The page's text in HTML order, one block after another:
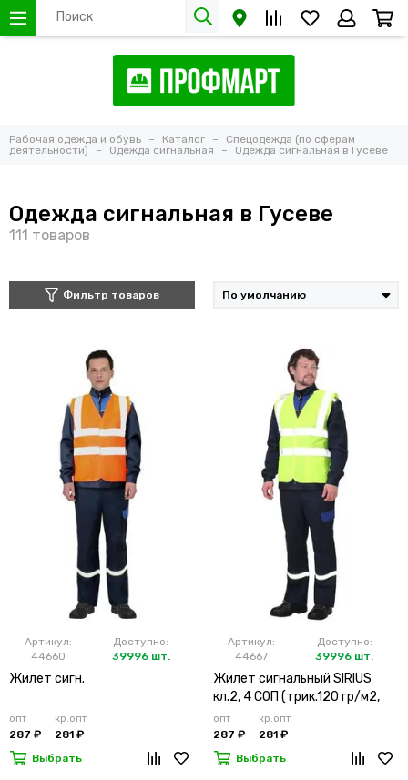
Рабочая одежда и обувь Каталог
Спецодежда (по сферам
деятельности)
Одежда сигнальная Одежда сигнальная в Гусеве
Одежда сигнальная в Гусеве
Фильтр товаров
Артикул:
44660
Доступно:
39996 шт.
Жилет сигн.
опт
287 ₽
кр.опт
281 ₽
Выбрать
Артикул:
44667
Доступно:
39996 шт.
Жилет сигнальный SIRIUS
кл.2, 4 СОП (трик.120 гр/м2,
карманы) лимонный
опт
287 ₽
кр.опт
281 ₽
Выбрать